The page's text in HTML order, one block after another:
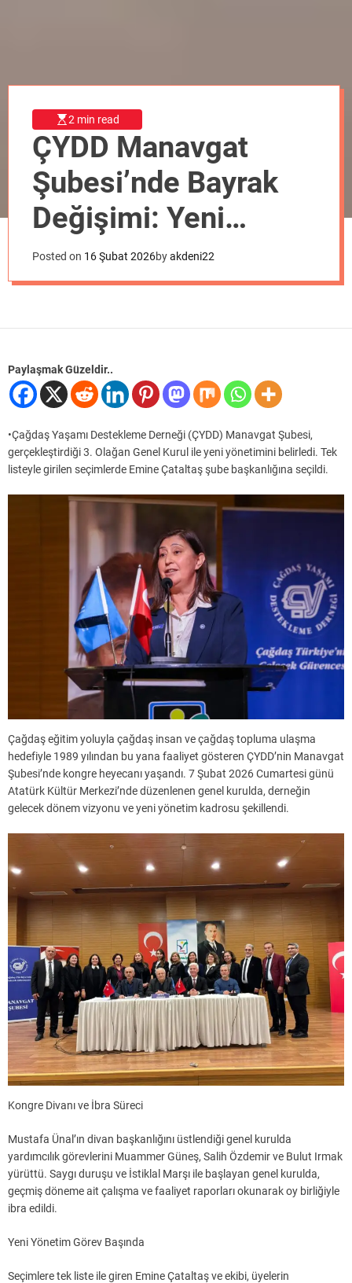
2 min read
ÇYDD Manavgat
Şubesi’nde Bayrak
Değişimi: Yeni
Başkan Emine
Çataltaş!
Posted on 16 Şubat 2026byakdeni22
Paylaşmak Güzeldir..
•Çağdaş Yaşamı Destekleme Derneği (ÇYDD) Manavgat Şubesi,
gerçekleştirdiği 3. Olağan Genel Kurul ile yeni yönetimini belirledi. Tek
listeyle girilen seçimlerde Emine Çataltaş şube başkanlığına seçildi.
Çağdaş eğitim yoluyla çağdaş insan ve çağdaş topluma ulaşma
hedefiyle 1989 yılından bu yana faaliyet gösteren ÇYDD’nin Manavgat
Şubesi’nde kongre heyecanı yaşandı. 7 Şubat 2026 Cumartesi günü
Atatürk Kültür Merkezi’nde düzenlenen genel kurulda, derneğin
gelecek dönem vizyonu ve yeni yönetim kadrosu şekillendi.
Kongre Divanı ve İbra Süreci
Mustafa Ünal’ın divan başkanlığını üstlendiği genel kurulda
yardımcılık görevlerini Muammer Güneş, Salih Özdemir ve Bulut Irmak
yürüttü. Saygı duruşu ve İstiklal Marşı ile başlayan genel kurulda,
geçmiş döneme ait çalışma ve faaliyet raporları okunarak oy birliğiyle
ibra edildi.
Yeni Yönetim Görev Başında
Seçimlere tek liste ile giren Emine Çataltaş ve ekibi, üyelerin